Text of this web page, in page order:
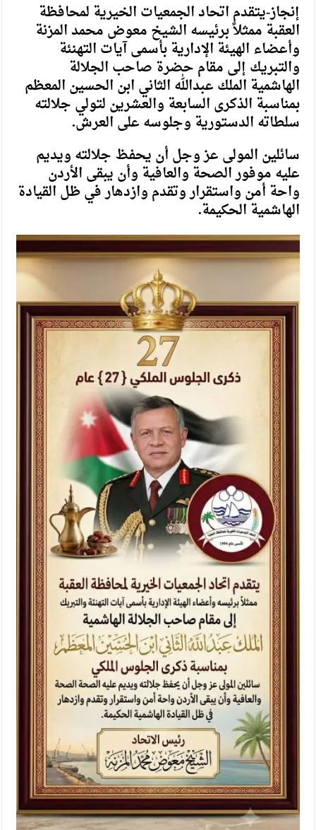
إنجاز-يتقدم اتحاد الجمعيات الخيرية لمحافظة
العقبة ممثلاً برئيسه الشيخ معوض محمد المزنة
وأعضاء الهيئة الإدارية بأسمى آيات التهنئة
والتبريك إلى مقام حضرة صاحب الجلالة
الهاشمية الملك عبدالله الثاني ابن الحسين المعظم
بمناسبة الذكرى السابعة والعشرين لتولي جلالته
سلطاته الدستورية وجلوسه على العرش.
سائلين المولى عز وجل أن يحفظ جلالته ويديم
عليه موفور الصحة والعافية وأن يبقى الأردن
واحة أمن واستقرار وتقدم وازدهار في ظل القيادة
الهاشمية الحكيمة.